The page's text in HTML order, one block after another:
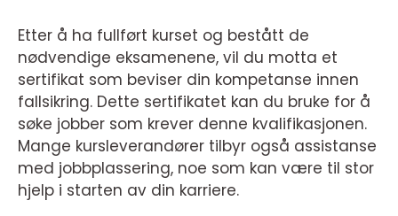
Etter å ha fullført kurset og bestått de
nødvendige eksamenene, vil du motta et
sertifikat som beviser din kompetanse innen
fallsikring. Dette sertifikatet kan du bruke for å
søke jobber som krever denne kvalifikasjonen.
Mange kursleverandører tilbyr også assistanse
med jobbplassering, noe som kan være til stor
hjelp i starten av din karriere.